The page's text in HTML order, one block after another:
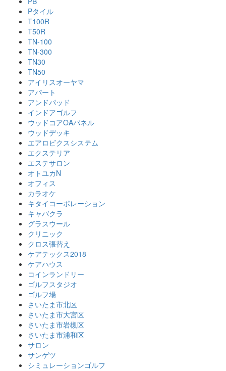
Pタイル
T100R
T50R
TN-100
TN-300
TN30
TN50
アイリスオーヤマ
アパート
アンドパッド
インドアゴルフ
ウッドコアOAパネル
ウッドデッキ
エアロビクスシステム
エクステリア
エステサロン
オトユカN
オフィス
カラオケ
キタイコーポレーション
キャバクラ
グラスウール
クリニック
クロス張替え
ケアテックス2018
ケアハウス
コインランドリー
ゴルフスタジオ
ゴルフ場
さいたま市北区
さいたま市大宮区
さいたま市岩槻区
さいたま市浦和区
サロン
サンゲツ
シミュレーションゴルフ